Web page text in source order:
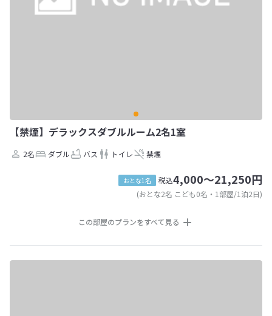
【禁煙】デラックスダブルルーム2名1室
2名 ダブル バス トイレ 禁煙
おとな1名 税込4,000～21,250円
(おとな2名 こども0名・1部屋/1泊2日)
この部屋のプランをすべて見る